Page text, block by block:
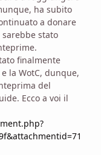
ha subito
a donare
sarebbe stato
finalmente
la WotC, dunque,
del
Ecco a voi il